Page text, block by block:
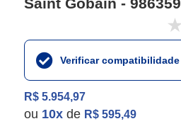
Verificar compatibilidade
R$ 5.954,97
ou 10x de R$ 595,49